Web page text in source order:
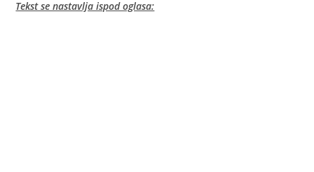
Tekst se nastavlja ispod oglasa: